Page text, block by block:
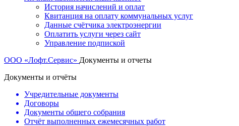
История начислений и оплат
Квитанция на оплату коммунальных услуг
Данные счётчика электроэнергии
Оплатить услуги через сайт
Управление подпиской
ООО «Лофт.Сервис» Документы и отчеты
Документы и отчёты
Учредительные документы
Договоры
Документы общего собрания
Отчёт выполненных ежемесячных работ